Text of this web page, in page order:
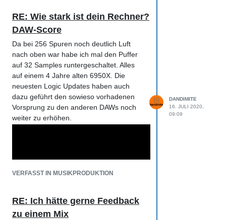
RE: Wie stark ist dein Rechner?
DAW-Score
Da bei 256 Spuren noch deutlich Luft
nach oben war habe ich mal den Puffer
auf 32 Samples runtergeschaltet. Alles
auf einem 4 Jahre alten 6950X. Die
neuesten Logic Updates haben auch
dazu geführt den sowieso vorhadenen
Vorsprung zu den anderen DAWs noch
weiter zu erhöhen.
VERFASST IN MUSIKPRODUKTION
DANDIMITE
16. JULI 2020,
09:09
RE: Ich hätte gerne Feedback
zu einem Mix